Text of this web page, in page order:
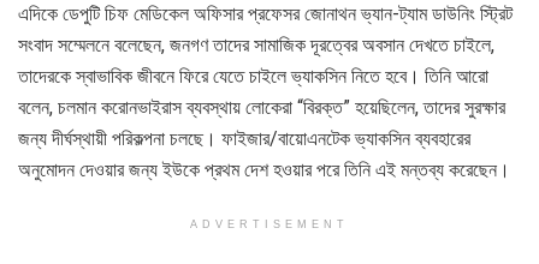
এদিকে ডেপুটি চিফ মেডিকেল অফিসার প্রফেসর জোনাথন ভ্যান-ট্যাম ডাউনিং স্ট্রিট
সংবাদ সম্মেলনে বলেছেন, জনগণ তাদের সামাজিক দূরত্বের অবসান দেখতে চাইলে,
তাদেরকে স্বাভাবিক জীবনে ফিরে যেতে চাইলে ভ্যাকসিন নিতে হবে। তিনি আরো
বলেন, চলমান করোনভাইরাস ব্যবস্থায় লোকেরা “বিরক্ত” হয়েছিলেন, তাদের সুরক্ষার
জন্য দীর্ঘস্থায়ী পরিকল্পনা চলছে। ফাইজার/বায়োএনটেক ভ্যাকসিন ব্যবহারের
অনুমোদন দেওয়ার জন্য ইউকে প্রথম দেশ হওয়ার পরে তিনি এই মন্তব্য করেছেন।
ADVERTISEMENT